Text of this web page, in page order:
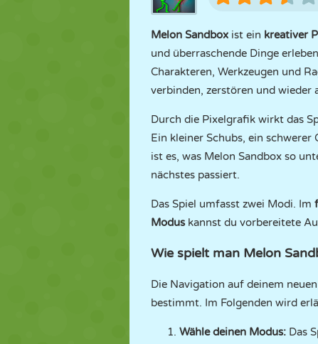
Melon Sandbox ist ein kreativer
und überraschende Dinge
Charakteren, Werkzeugen und
verbinden, zerstören und wieder
Durch die Pixelgrafik wirkt das
Ein kleiner Schubs, ein
ist es, was Melon Sandbox so
nächstes passiert.
Das Spiel umfasst zwei Modi. Im
Moduskannst du vorbereitete
Wie spielt man Melon
Die Navigation auf deinem
bestimmt. Im Folgenden wird
Wähle deinen Modus: Das